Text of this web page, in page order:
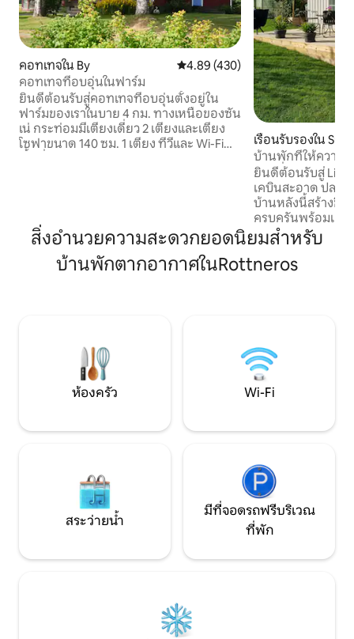
คอทเทจใน By คะแนนเฉลี่ย 4.89 จาก 5, 430 รีวิว
4.89 (430)
คอทเทจที่อบอุ่นในฟาร์ม
ยินดีต้อนรับสู่คอทเทจที่อบอุ่นตั้งอยู่ใน
ฟาร์มของเราในบาย 4 กม. ทางเหนือของซัน
เน่ กระท่อมมีเตียงเดี่ยว 2 เตียงและเตียง
โซฟาขนาด 140 ซม. 1 เตียง ทีวีและ Wi-Fi
ทิศใต้ เดินสามนาทีถึงท่าเรือริมทะเลสาบฟริ
เคนที่คุณสามารถว่ายน้ำได้ ระยะทาง: ซันนี
สกีและจักรยาน 14 กม. ซอมมาร์แลนด์ 6
เรือนรับรองใน
บ้านพักที่ให้ความรู้
ผ้าปูที่นอนและอื่นๆ
ยินดีต้อนรับสู่
เคบินสะอาด ปลอ
บ้านหลังนี้สร้างขึ้น
ครบครันพร้อมเครื่
เย็น/ตู้แช่แข็ง และ
และผ้าขนหนูสะอา
พัก นอกจากนี้ยังมี
อาหารและสถานที่
เทศบาล
สิ่งอำนวยความสะดวกยอดนิยมสำหรับ
บ้านพักตากอากาศในRottneros
ห้องครัว Wi-Fi
สระว่ายน้ำ
มีที่จอดรถฟรีบริเวณ
ที่พัก